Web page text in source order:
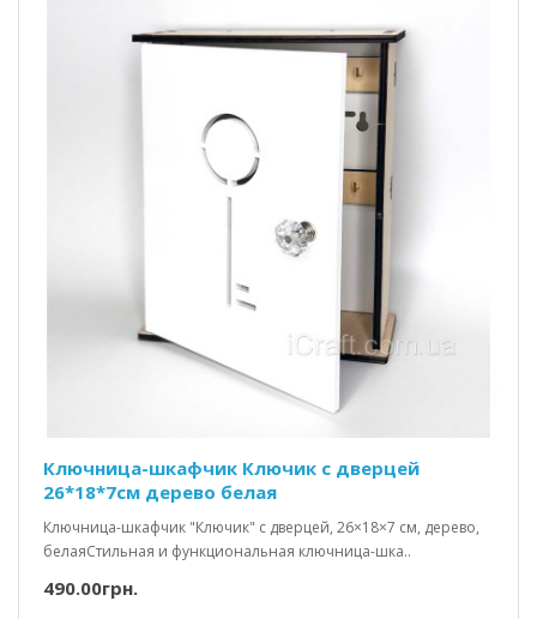
Ключница-шкафчик Ключик c дверцей
26*18*7см дерево белая
Ключница-шкафчик "Ключик" с дверцей, 26×18×7 см, дерево,
белаяСтильная и функциональная ключница-шка..
490.00грн.